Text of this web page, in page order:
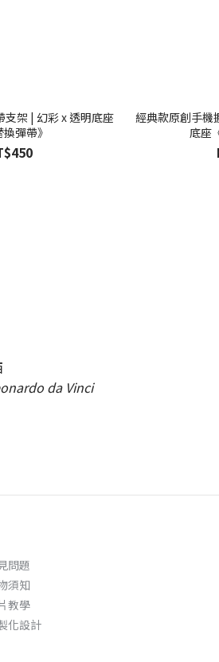
架 | 幻彩 x 透明底座
換彈帶》
經典款原創手機
底座
da Vinci
問題
須知
教學
化設計